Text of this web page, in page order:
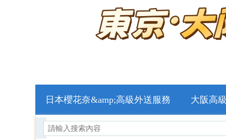
日本櫻花奈&amp;高級外送服務 大阪高